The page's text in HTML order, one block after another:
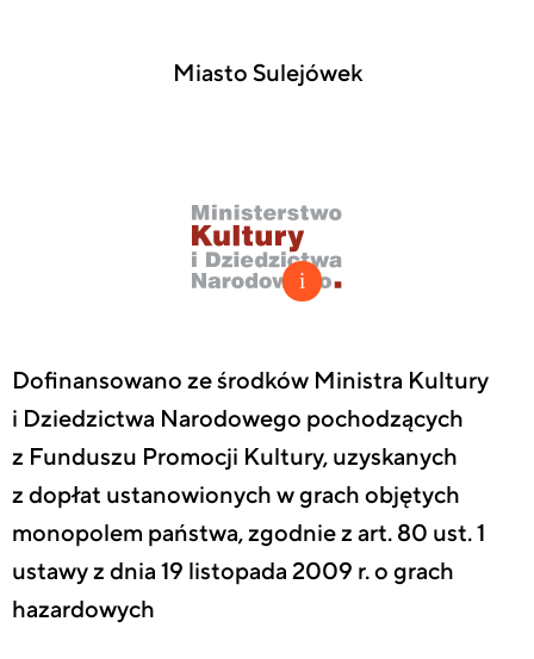
Miasto Sulejówek
Dofinansowano ze środków Ministra Kultury
i Dziedzictwa Narodowego pochodzących
z Funduszu Promocji Kultury, uzyskanych
z dopłat ustanowionych w grach objętych
monopolem państwa, zgodnie z art. 80 ust. 1
ustawy z dnia 19 listopada 2009 r. o grach
hazardowych